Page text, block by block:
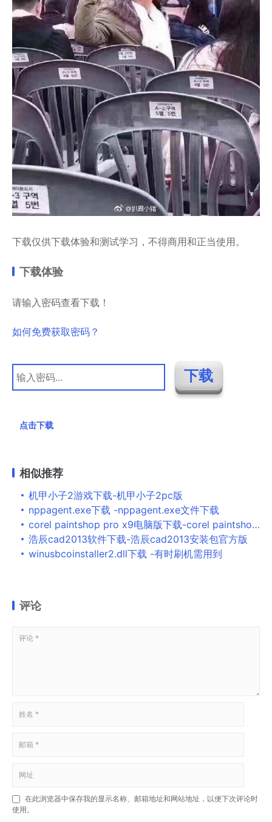
下载仅供下载体验和测试学习，不得商用和正当使用。
下载体验
请输入密码查看下载！
如何免费获取密码？
点击下载
相似推荐
机甲小子2游戏下载-机甲小子2pc版
nppagent.exe下载 -nppagent.exe文件下载
corel paintshop pro x9电脑版下载-corel paintshop pro x9官方版v19.0.2.4 pc版
浩辰cad2013软件下载-浩辰cad2013安装包官方版
winusbcoinstaller2.dll下载 -有时刷机需用到
评论
在此浏览器中保存我的显示名称、邮箱地址和网站地址，以便下次评论时
使用。